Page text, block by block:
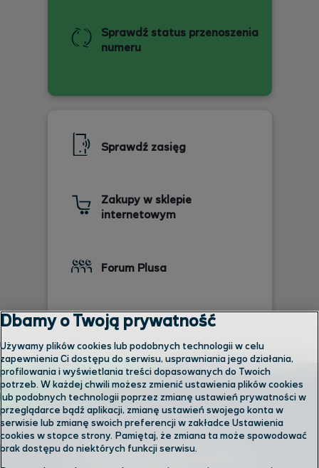
Sprawdź status przenoszenia
numeru
Sprawdź zasięg
Zakupy w sklepie
internetowym
Forum Plusa
Skontaktuj się z nami
Dbamy o Twoją prywatność
Używamy plików cookies lub podobnych technologii w celu
zapewnienia Ci dostępu do serwisu, usprawniania jego działania,
profilowania i wyświetlania treści dopasowanych do Twoich
potrzeb. W każdej chwili możesz zmienić ustawienia plików cookies
lub podobnych technologii poprzez zmianę ustawień prywatności w
przeglądarce bądź aplikacji, zmianę ustawień swojego konta w
serwisie lub zmianę swoich preferencji w zakładce Ustawienia
cookies w stopce strony. Pamiętaj, że zmiana ta może spowodować
brak dostępu do niektórych funkcji serwisu.